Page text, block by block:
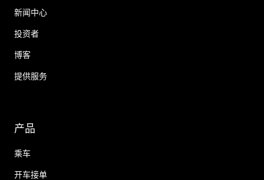
新闻中心
投资者
博客
提供服务
产品
乘车
开车接单